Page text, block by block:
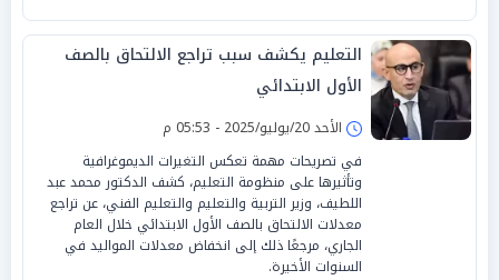
التعليم يكشف سبب تراجع الالتحاق بالصف
الأول الابتدائي
الأحد 20/يوليو/2025 - 05:53 م
في تصريحات مهمة تعكس التغيرات الديموغرافية
وتأثيرها على منظومة التعليم، كشف الدكتور محمد عبد
اللطيف، وزير التربية والتعليم والتعليم الفني، عن تراجع
معدلات الالتحاق بالصف الأول الابتدائي خلال العام
الجاري، مرجعًا ذلك إلى انخفاض معدلات المواليد في
السنوات الأخيرة.